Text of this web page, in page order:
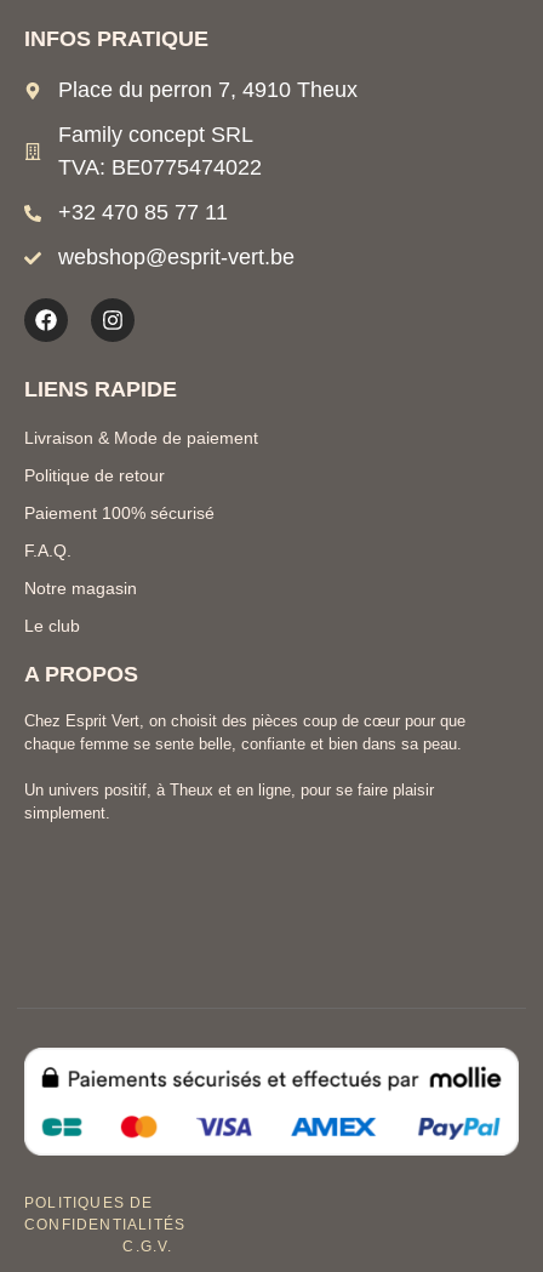
INFOS PRATIQUE
Place du perron 7, 4910 Theux
Family concept SRL
TVA: BE0775474022
+32 470 85 77 11
webshop@esprit-vert.be
LIENS RAPIDE
Livraison & Mode de paiement
Politique de retour
Paiement 100% sécurisé
F.A.Q.
Notre magasin
Le club
A PROPOS
Chez Esprit Vert, on choisit des pièces coup de cœur pour que
chaque femme se sente belle, confiante et bien dans sa peau.
Un univers positif, à Theux et en ligne, pour se faire plaisir
simplement.
POLITIQUES DE
CONFIDENTIALITÉS
C.G.V.